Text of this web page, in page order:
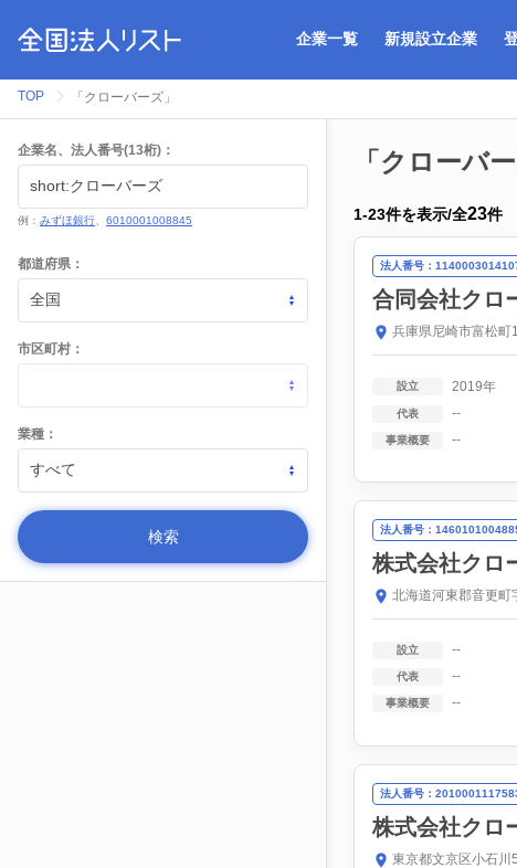
企業一覧 新規設立企業
TOP 「クローバーズ」
企業名、法人番号(13桁)：
例： みずほ銀行 6010001008845
都道府県：
市区町村：
業種：
「クローバ
1-23件を表示/全23件
法人番号：
合同会社クロ
兵庫県尼崎市富松町
設立 2019年
代表 --
事業概要 --
法人番号：
株式会社クロ
北海道河東郡音更町
設立 --
代表 --
事業概要 --
法人番号：
株式会社クロ
東京都文京区小石川